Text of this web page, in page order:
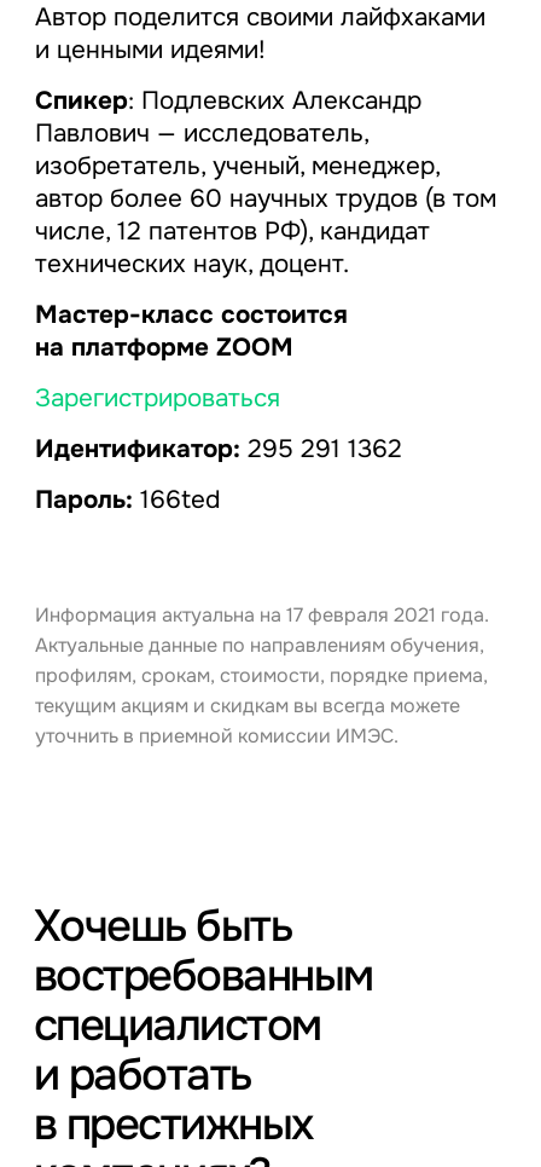
Автор поделится своими лайфхаками
и ценными идеями!
Спикер: Подлевских Александр
Павлович — исследователь,
изобретатель, ученый, менеджер,
автор более 60 научных трудов (в том
числе, 12 патентов РФ), кандидат
технических наук, доцент.
Мастер-класс состоится
на платформе ZOOM
Зарегистрироваться
Идентификатор: 295 291 1362
Пароль: 166ted
Информация актуальна на 17 февраля 2021 года.
Актуальные данные по направлениям обучения,
профилям, срокам, стоимости, порядке приема,
текущим акциям и скидкам вы всегда можете
уточнить в приемной комиссии ИМЭС.
Хочешь быть
востребованным
специалистом
и работать
в престижных